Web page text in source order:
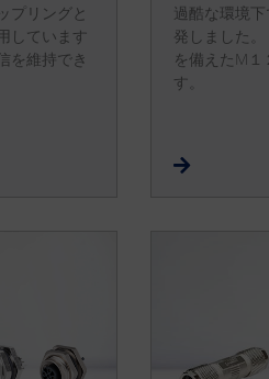
プリングと
しています
を維持でき
過酷な環境
発しました
を備えたM
す。